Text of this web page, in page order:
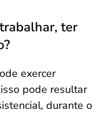
ter
exercer
pode resultar
durante o